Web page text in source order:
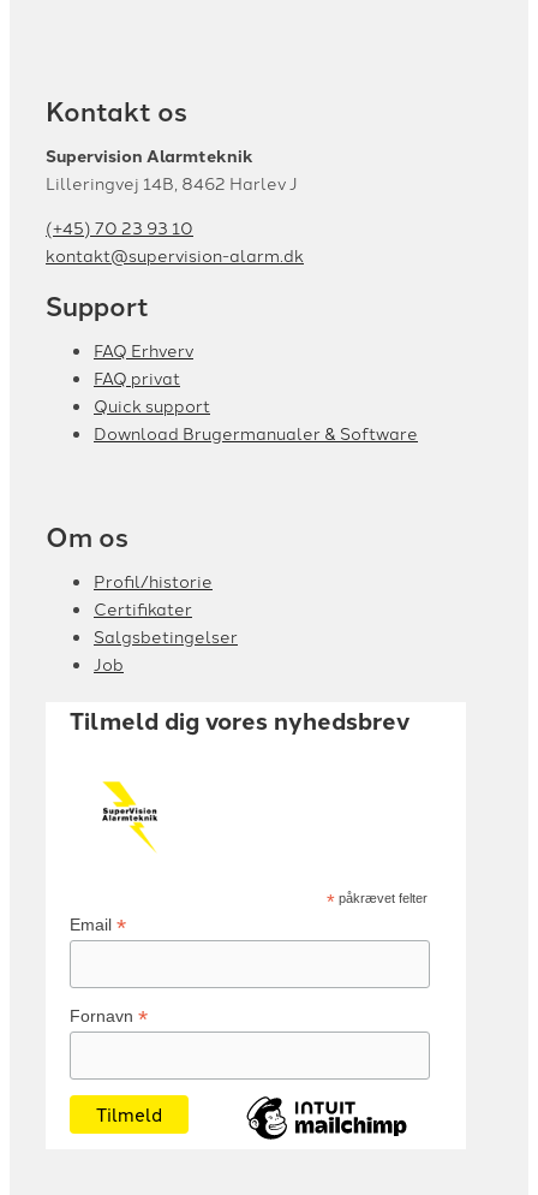
Kontakt os
Supervision Alarmteknik
Lilleringvej 14B, 8462 Harlev J
(+45) 70 23 93 10
kontakt@supervision-alarm.dk
Support
FAQ Erhverv
FAQ privat
Quick support
Download Brugermanualer & Software
Om os
Profil/historie
Certifikater
Salgsbetingelser
Job
Tilmeld dig vores nyhedsbrev
*påkrævet felter
Email *
Fornavn *